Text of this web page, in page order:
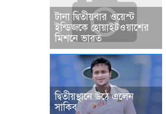
টানা দ্বিতীয়বার ওয়েস্ট
ইন্ডিজকে হোয়াইটওয়াশের
মিশনে ভারত
দ্বিতীয়স্থানে উঠে এলেন
সাকিব